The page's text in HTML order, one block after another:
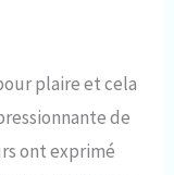
plaire et cela
de
ont exprimé